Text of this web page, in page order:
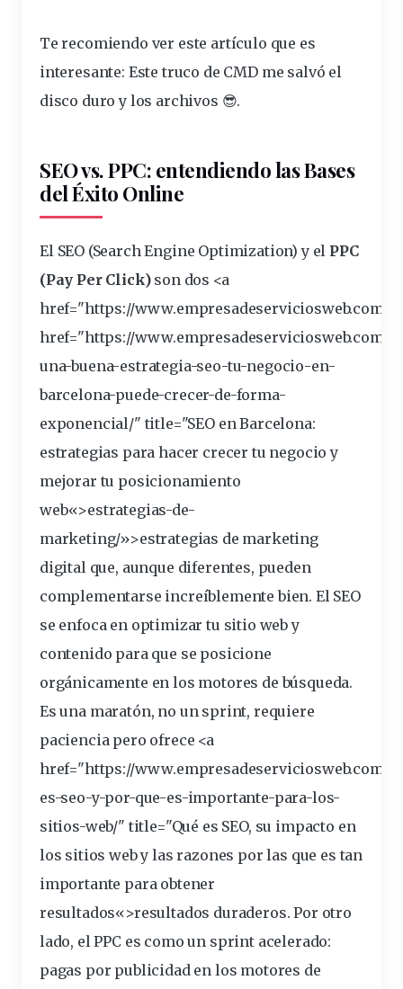
Te recomiendo ver este artículo que es
interesante: Este truco de CMD me salvó el
disco duro y los archivos 😎.
SEO vs. PPC: entendiendolas Bases
del Éxito Online
El SEO (Search Engine Optimization) y el PPC
(Pay Per Click)son dos <a
href="https://www.empresadeserviciosweb.com/
href="https://www.empresadeserviciosweb.com/
una-buena-estrategia-seo-tu-negocio-en-
barcelona-puede-crecer-de-forma-
exponencial/" title="SEO en Barcelona:
estrategias para hacer crecer tu negocio y
mejorar tu posicionamiento
web«>estrategias-de-
marketing/»>estrategias de marketing
digital que, aunque diferentes, pueden
complementarse increíblemente bien. El SEO
se enfoca en optimizar tu sitio web y
contenido para que se posicione
orgánicamente en los motores debúsqueda.
Es una maratón, no un sprint, requiere
paciencia pero ofrece <a
href="https://www.empresadeserviciosweb.com/
es-seo-y-por-que-es-importante-para-los-
sitios-web/" title="Qué es SEO, su impacto en
los sitios web y las razones por las que es tan
importante para obtener
resultados«>resultados duraderos. Por otro
lado, el PPC es como un sprint acelerado:
pagas por publicidaden los motores de